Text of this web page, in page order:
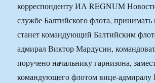
корреспонденту ИА REGNUM
службе Балтийского флота, принимать
станет командующий Балтийским
адмирал Виктор Мардусин,
поручено начальнику гарнизона,
командующего флотом вице-